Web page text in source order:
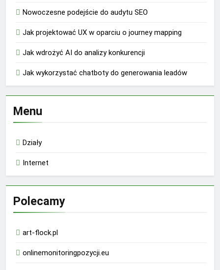
Nowoczesne podejście do audytu SEO
Jak projektować UX w oparciu o journey mapping
Jak wdrożyć AI do analizy konkurencji
Jak wykorzystać chatboty do generowania leadów
Menu
Działy
Internet
Polecamy
art-flock.pl
onlinemonitoringpozycji.eu